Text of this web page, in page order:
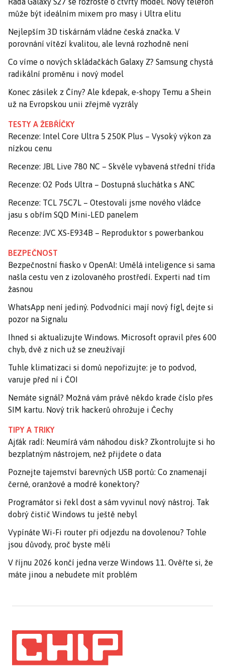
může být ideálním mixem pro masy i Ultra elitu
Nejlepším 3D tiskárnám vládne česká značka. V
porovnání vítězí kvalitou, ale levná rozhodně není
Co víme o nových skládačkách Galaxy Z? Samsung chystá
radikální proměnu i nový model
Konec zásilek z Číny? Ale kdepak, e-shopy Temu a Shein
už na Evropskou unii zřejmě vyzrály
TESTY A ŽEBŘÍČKY
Recenze: Intel Core Ultra 5 250K Plus – Vysoký výkon za
nízkou cenu
Recenze: JBL Live 780 NC – Skvěle vybavená střední třída
Recenze: O2 Pods Ultra – Dostupná sluchátka s ANC
Recenze: TCL 75C7L – Otestovali jsme nového vládce
jasu s obřím SQD Mini-LED panelem
Recenze: JVC XS-E934B – Reproduktor s powerbankou
BEZPEČNOST
Bezpečnostní fiasko v OpenAI: Umělá inteligence si sama
našla cestu ven z izolovaného prostředí. Experti nad tím
žasnou
WhatsApp není jediný. Podvodníci mají nový fígl, dejte si
pozor na Signalu
Ihned si aktualizujte Windows. Microsoft opravil přes 600
chyb, dvě z nich už se zneužívají
Tuhle klimatizaci si domů nepořizujte: je to podvod,
varuje před ní i ČOI
Nemáte signál? Možná vám právě někdo krade číslo přes
SIM kartu. Nový trik hackerů ohrožuje i Čechy
TIPY A TRIKY
Ajťák radí: Neumírá vám náhodou disk? Zkontrolujte si ho
bezplatným nástrojem, než přijdete o data
Poznejte tajemství barevných USB portů: Co znamenají
černé, oranžové a modré konektory?
Programátor si řekl dost a sám vyvinul nový nástroj. Tak
dobrý čistič Windows tu ještě nebyl
Vypínáte Wi-Fi router při odjezdu na dovolenou? Tohle
jsou důvody, proč byste měli
V říjnu 2026 končí jedna verze Windows 11. Ověřte si, že
máte jinou a nebudete mít problém